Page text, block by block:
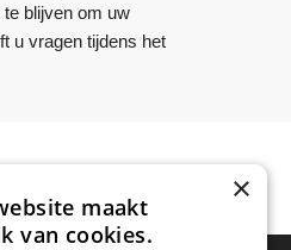
blijven om uw
u vragen tijdens het
×
maakt
van cookies.